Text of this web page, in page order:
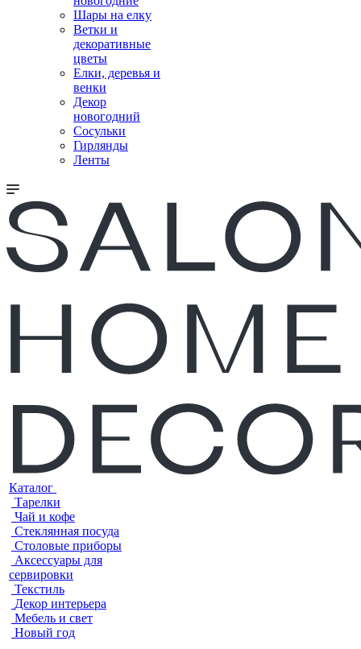
Шары на елку
Ветки и
декоративные
цветы
Елки, деревья и
венки
Декор
новогодний
Сосульки
Гирлянды
Ленты
Каталог
Тарелки
Чай и кофе
Стеклянная посуда
Столовые приборы
Аксессуары для
сервировки
Текстиль
Декор интерьера
Мебель и свет
Новый год